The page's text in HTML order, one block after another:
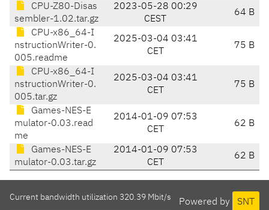
CPU-Z80-Disas
sembler-1.02.tar.gz
2023-05-28 00:29
CEST
64 B
CPU-x86_64-I
nstructionWriter-0.
005.readme
2025-03-04 03:41
CET
75 B
CPU-x86_64-I
nstructionWriter-0.
005.tar.gz
2025-03-04 03:41
CET
75 B
Games-NES-E
mulator-0.03.read
me
2014-01-09 07:53
CET
62 B
Games-NES-E
mulator-0.03.tar.gz
2014-01-09 07:53
CET
62 B
Powered by SNT
Current bandwidth utilization 320.39 Mbit/s